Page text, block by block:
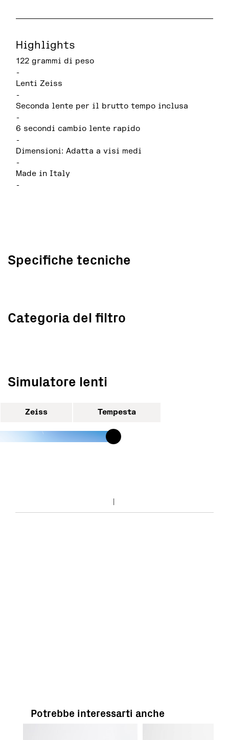
Highlights
122 grammi di peso
-
Lenti Zeiss
-
Seconda lente per il brutto tempo inclusa
-
6 secondi cambio lente rapido
-
Dimensioni: Adatta a visi medi
-
Made in Italy
-
Specifiche tecniche
Categoria del filtro
Simulatore lenti
Zeiss Tempesta
Potrebbe interessarti anche